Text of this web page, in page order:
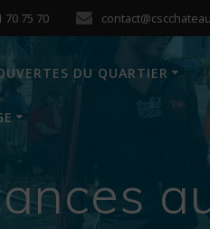
70 75 70
DU QUARTIER